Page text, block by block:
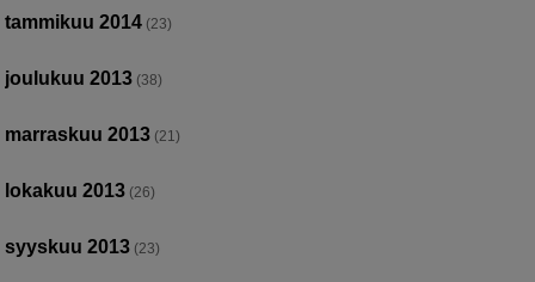
tammikuu 2014 (23)
joulukuu 2013 (38)
marraskuu 2013 (21)
lokakuu 2013 (26)
syyskuu 2013 (23)